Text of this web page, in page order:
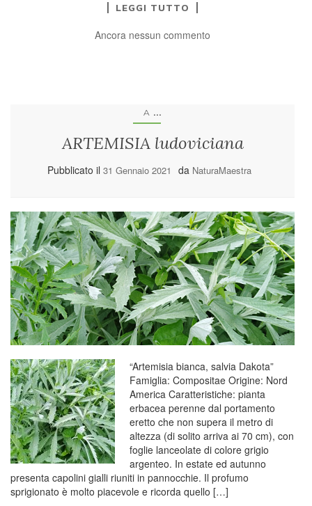
LEGGI TUTTO
Ancora nessun commento
A ...
ARTEMISIA ludoviciana
Pubblicato il 31 Gennaio 2021 da NaturaMaestra
“Artemisia bianca, salvia Dakota”
Famiglia: Compositae Origine: Nord
America Caratteristiche: pianta
erbacea perenne dal portamento
eretto che non supera il metro di
altezza (di solito arriva ai 70 cm), con
foglie lanceolate di colore grigio
argenteo. In estate ed autunno
presenta capolini gialli riuniti in pannocchie. Il profumo
sprigionato è molto piacevole e ricorda quello […]